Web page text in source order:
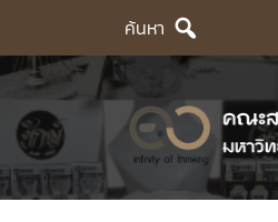
content
ค้นหา